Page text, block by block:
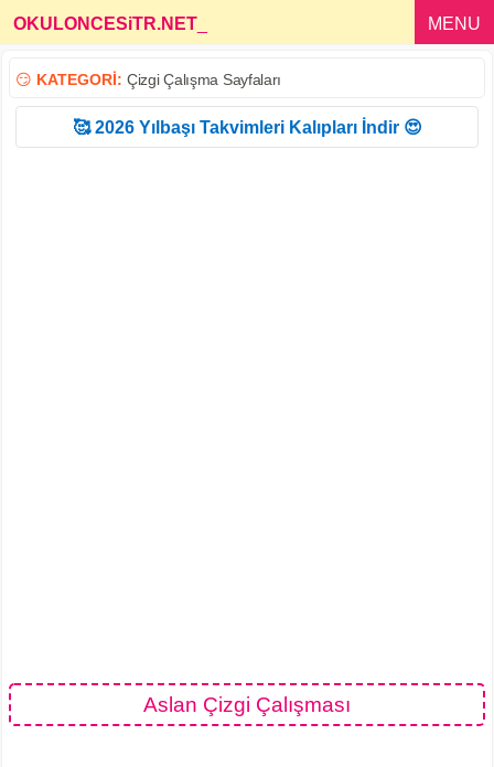
OKULONCESiTR.NET MENU
😏 KATEGORİ: Çizgi Çalışma Sayfaları
🥰 2026 Yılbaşı Takvimleri Kalıpları İndir 😍
Aslan Çizgi Çalışması